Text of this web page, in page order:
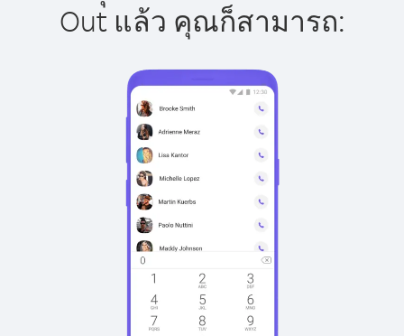
Out แล้ว คุณก็สามารถ: